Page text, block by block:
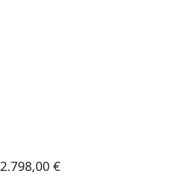
2.798,00 €